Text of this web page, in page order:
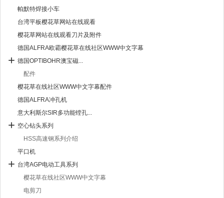
帕默特焊接小车
台湾平板樱花草网站在线观看
樱花草网站在线观看刀片及附件
德国ALFRA欧霸樱花草在线社区WWW中文字幕
德国OPTIBOHR澳宝磁...
配件
樱花草在线社区WWW中文字幕配件
德国ALFRA冲孔机
意大利斯尔SIR多功能镗孔...
空心钻头系列
HSS高速钢系列介绍
平口机
台湾AGP电动工具系列
樱花草在线社区WWW中文字幕
电剪刀